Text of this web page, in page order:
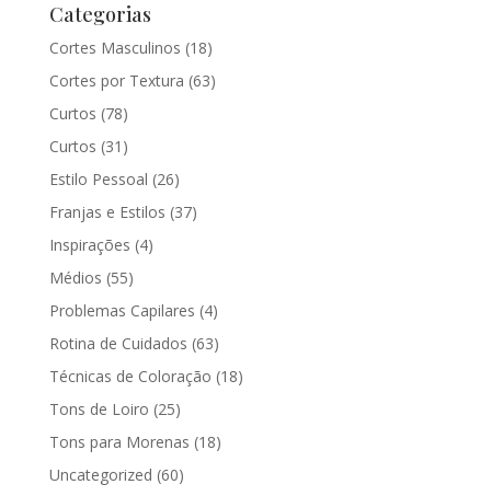
Categorias
Cortes Masculinos (18)
Cortes por Textura (63)
Curtos (78)
Curtos (31)
Estilo Pessoal (26)
Franjas e Estilos (37)
Inspirações (4)
Médios (55)
Problemas Capilares (4)
Rotina de Cuidados (63)
Técnicas de Coloração (18)
Tons de Loiro (25)
Tons para Morenas (18)
Uncategorized (60)